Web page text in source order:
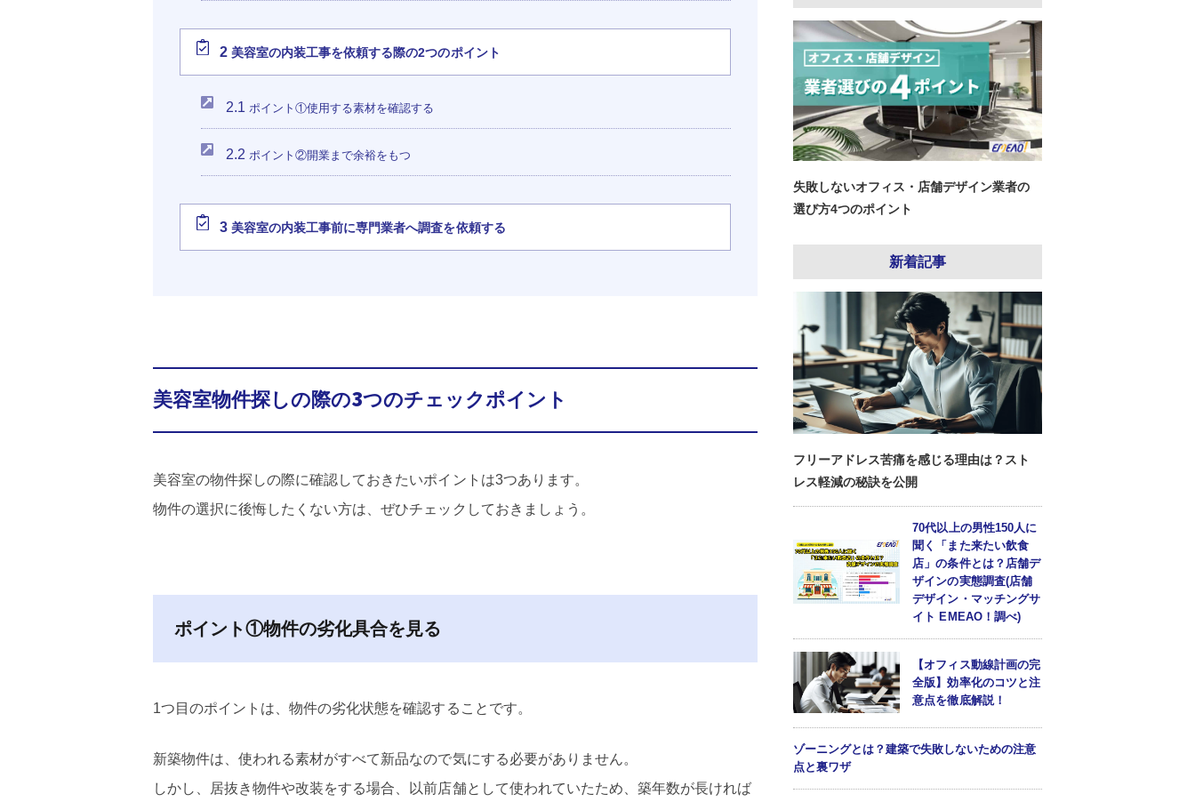
2 美容室の内装工事を依頼する際の2つのポイント
2.1 ポイント①使用する素材を確認する
2.2 ポイント②開業まで余裕をもつ
3 美容室の内装工事前に専門業者へ調査を依頼する
美容室物件探しの際の3つのチェックポイント
美容室の物件探しの際に確認しておきたいポイントは3つあります。
物件の選択に後悔したくない方は、ぜひチェックしておきましょう。
ポイント①物件の劣化具合を見る
1つ目のポイントは、物件の劣化状態を確認することです。
新築物件は、使われる素材がすべて新品なので気にする必要がありません。
しかし、居抜き物件や改装をする場合、以前店舗として使われていたため、築年数が長ければ
失敗しないオフィス・店舗デザイン業者の
選び方4つのポイント
新着記事
フリーアドレス苦痛を感じる理由は？スト
レス軽減の秘訣を公開
70代以上の男性150人に
聞く「また来たい飲食
店」の条件とは？店舗デ
ザインの実態調査(店舗
デザイン・マッチングサ
イト EMEAO！調べ)
【オフィス動線計画の完
全版】効率化のコツと注
意点を徹底解説！
ゾーニングとは？建築で失敗しないための注意
点と裏ワザ